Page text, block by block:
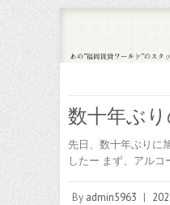
数十年ぶり
先日、数十年ぶりに
したー まず、アル
By admin5963 |